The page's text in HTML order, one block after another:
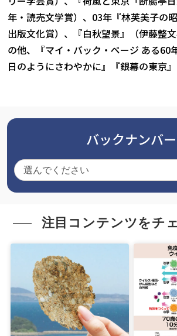
年・読売文学賞）、03年『林芙美子の
出版文化賞）、『白秋望景』（伊藤整
の他、『マイ・バック・ページ ある60
日のようにさわやかに』『銀幕の東京』
バックナンバー
注目コンテンツをチ